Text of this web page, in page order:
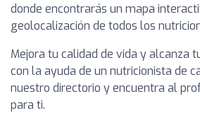
donde encontrarás un mapa
geolocalización de todos los
Mejora tu calidad de vida y alcanza
con la ayuda de un nutricionista de
nuestro directorio y encuentra al
para ti.